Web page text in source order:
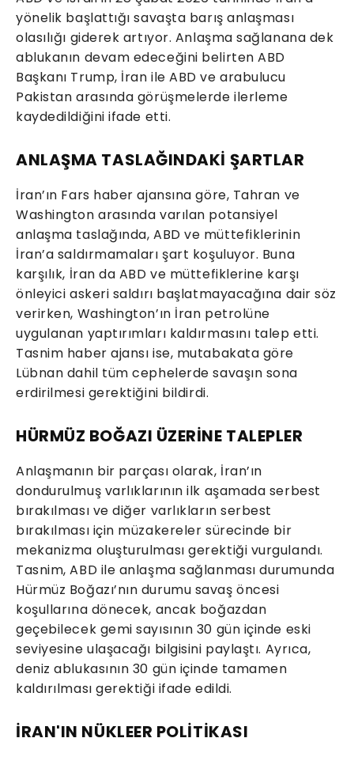
yönelik başlattığı savaşta barış anlaşması
olasılığı giderek artıyor. Anlaşma sağlanana dek
ablukanın devam edeceğini belirten ABD
Başkanı Trump, İran ile ABD ve arabulucu
Pakistan arasında görüşmelerde ilerleme
kaydedildiğini ifade etti.
ANLAŞMA TASLAĞINDAKİ ŞARTLAR
İran’ın Fars haber ajansına göre, Tahran ve
Washington arasında varılan potansiyel
anlaşma taslağında, ABD ve müttefiklerinin
İran’a saldırmamaları şart koşuluyor. Buna
karşılık, İran da ABD ve müttefiklerine karşı
önleyici askeri saldırı başlatmayacağına dair söz
verirken, Washington’ın İran petrolüne
uygulanan yaptırımları kaldırmasını talep etti.
Tasnim haber ajansı ise, mutabakata göre
Lübnan dahil tüm cephelerde savaşın sona
erdirilmesi gerektiğini bildirdi.
HÜRMÜZ BOĞAZI ÜZERİNE TALEPLER
Anlaşmanın bir parçası olarak, İran’ın
dondurulmuş varlıklarının ilk aşamada serbest
bırakılması ve diğer varlıkların serbest
bırakılması için müzakereler sürecinde bir
mekanizma oluşturulması gerektiği vurgulandı.
Tasnim, ABD ile anlaşma sağlanması durumunda
Hürmüz Boğazı’nın durumu savaş öncesi
koşullarına dönecek, ancak boğazdan
geçebilecek gemi sayısının 30 gün içinde eski
seviyesine ulaşacağı bilgisini paylaştı. Ayrıca,
deniz ablukasının 30 gün içinde tamamen
kaldırılması gerektiği ifade edildi.
İRAN'IN NÜKLEER POLİTİKASI